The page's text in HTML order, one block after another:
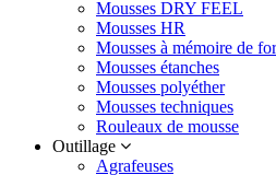
Mousses DRY FEEL
Mousses HR
Mousses à mémoire de
Mousses étanches
Mousses polyéther
Mousses techniques
Rouleaux de mousse
Outillage
Agrafeuses